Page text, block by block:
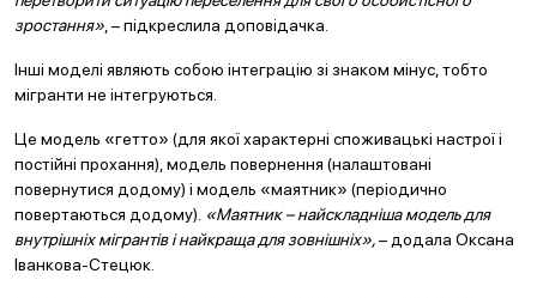
зростання» , – підкреслила доповідачка.
Інші моделі являють собою інтеграцію зі знаком мінус, тобто
мігранти не інтегруються.
Це модель «гетто» (для якої характерні споживацькі настрої і
постійні прохання), модель повернення (налаштовані
повернутися додому) і модель «маятник» (періодично
повертаються додому). «Маятник – найскладніша модель для
внутрішніх мігрантів і найкраща для зовнішніх»,– додала Оксана
Іванкова-Стецюк.